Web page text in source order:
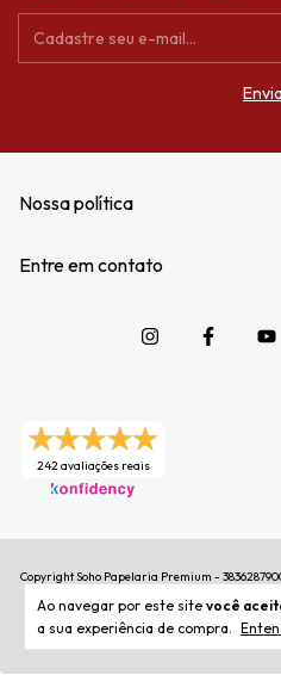
Ao navegar por este site você
a sua experiência de compra.
Nossa política
Entre em contato
242 avaliações reais
Copyright Soho Papelaria Premium -